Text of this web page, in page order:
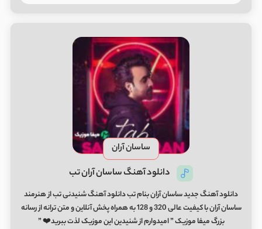
ساسان آران
دانلود آهنگ ساسان آران تب
دانلود آهنگ جدید ساسان آران بنام تب دانلود آهنگ شنیدنی تب از هنرمند
ساسان آران با کیفیت عالی 320 و 128 به همراه پخش آنلاین و متن ترانه از رسانه
بزرگ میفا موزیک ” امیدوارم از شنیدین این موزیک لذت ببرید❤️ ”